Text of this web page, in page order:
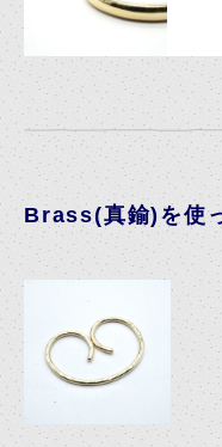
Brass(真鍮)を使